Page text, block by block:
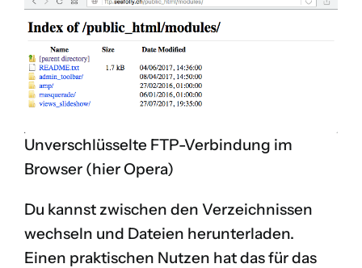
Unverschlüsselte FTP-Verbindung im
Browser (hier Opera)
Du kannst zwischen den Verzeichnissen
wechseln und Dateien herunterladen.
Einen praktischen Nutzen hat das für das